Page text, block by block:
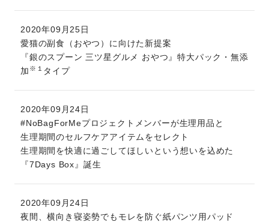
2020年09月25日
愛猫の副食（おやつ）に向けた新提案
『銀のスプーン 三ツ星グルメ おやつ』特大パック・無添
加 ※１ タイプ
2020年09月24日
#NoBagForMeプロジェクトメンバーが生理用品と
生理期間のセルフケアアイテムをセレクト
生理期間を快適に過ごしてほしいという想いを込めた
『7Days Box』誕生
2020年09月24日
夜間、横向き寝姿勢でもモレを防ぐ紙パンツ用パッド